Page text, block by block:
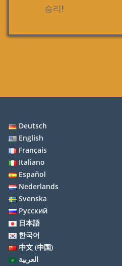
승리!
Deutsch
English
Français
Italiano
Español
Nederlands
Svenska
Русский
日本語
한국어
中文 (中国)
العربية